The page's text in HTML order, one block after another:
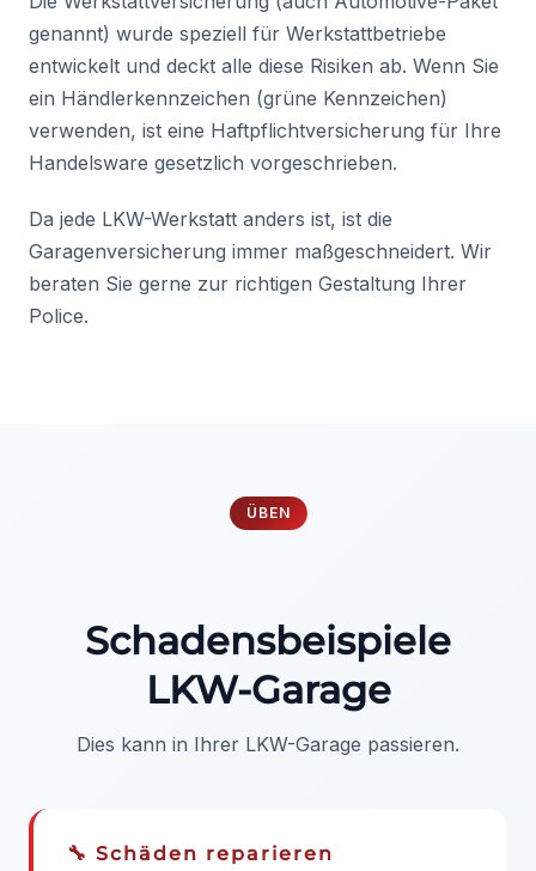
genannt) wurde speziell für Werkstattbetriebe
entwickelt und deckt alle diese Risiken ab. Wenn Sie
ein Händlerkennzeichen (grüne Kennzeichen)
verwenden, ist eine Haftpflichtversicherung für Ihre
Handelsware gesetzlich vorgeschrieben.
Da jede LKW-Werkstatt anders ist, ist die
Garagenversicherung immer maßgeschneidert. Wir
beraten Sie gerne zur richtigen Gestaltung Ihrer
Police.
ÜBEN
Schadensbeispiele
LKW-Garage
Dies kann in Ihrer LKW-Garage passieren.
🔧 Schäden reparieren